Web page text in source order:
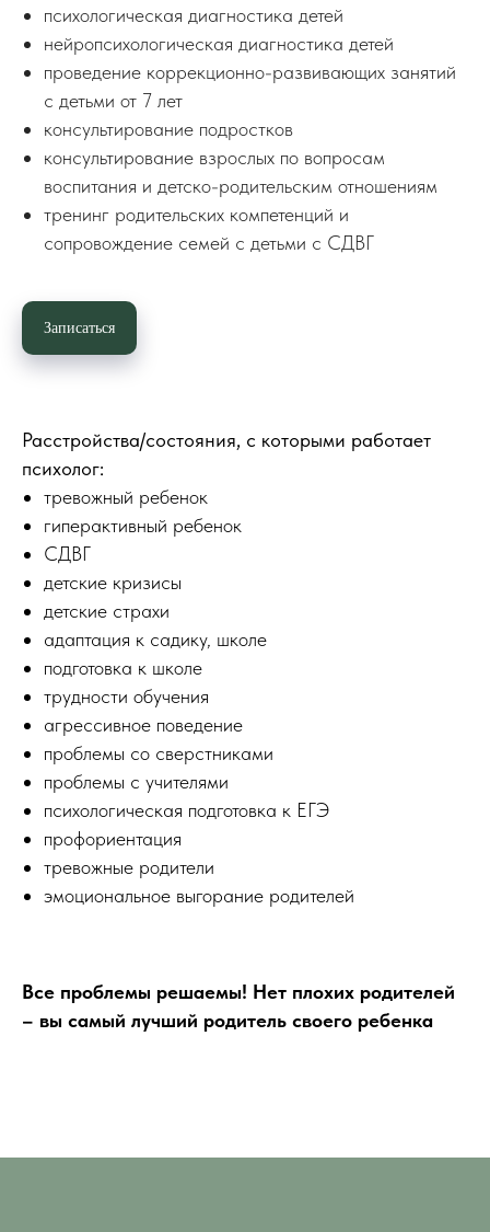
психологическая диагностика детей
нейропсихологическая диагностика детей
проведение коррекционно-развивающих занятий
с детьми от 7 лет
консультирование подростков
консультирование взрослых по вопросам
воспитания и детско-родительским отношениям
тренинг родительских компетенций и
сопровождение семей с детьми с СДВГ
Записаться
Расстройства/состояния, с которыми работает
психолог:
тревожный ребенок
гиперактивный ребенок
СДВГ
детские кризисы
детские страхи
адаптация к садику, школе
подготовка к школе
трудности обучения
агрессивное поведение
проблемы со сверстниками
проблемы с учителями
психологическая подготовка к ЕГЭ
профориентация
тревожные родители
эмоциональное выгорание родителей
Все проблемы решаемы! Нет плохих родителей
– вы самый лучший родитель своего ребенка